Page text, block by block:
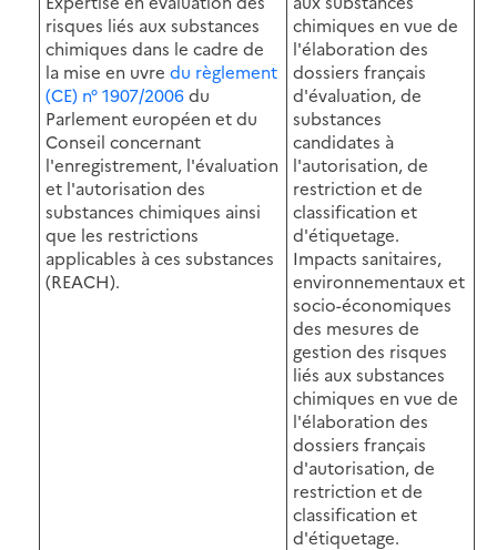
risques liés aux substances
chimiques dans le cadre de
la mise en uvre du règlement
(CE) n° 1907/2006du
Parlement européen et du
Conseil concernant
l'enregistrement, l'évaluation
et l'autorisation des
substances chimiques ainsi
que les restrictions
applicables à ces substances
(REACH).
chimiques en vue de
l'élaboration des
dossiers français
d'évaluation, de
substances
candidates à
l'autorisation, de
restriction et de
classification et
d'étiquetage.
Impacts sanitaires,
environnementaux et
socio-économiques
des mesures de
gestion des risques
liés aux substances
chimiques en vue de
l'élaboration des
dossiers français
d'autorisation, de
restriction et de
classification et
d'étiquetage.